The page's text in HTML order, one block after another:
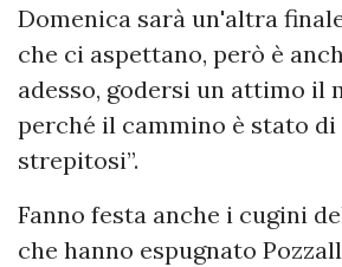
Domenica sarà un'altra
che ci aspettano, però è
adesso, godersi un attimo il
perché il cammino è stato
strepitosi”.
Fanno festa anche i cugini
che hanno espugnato